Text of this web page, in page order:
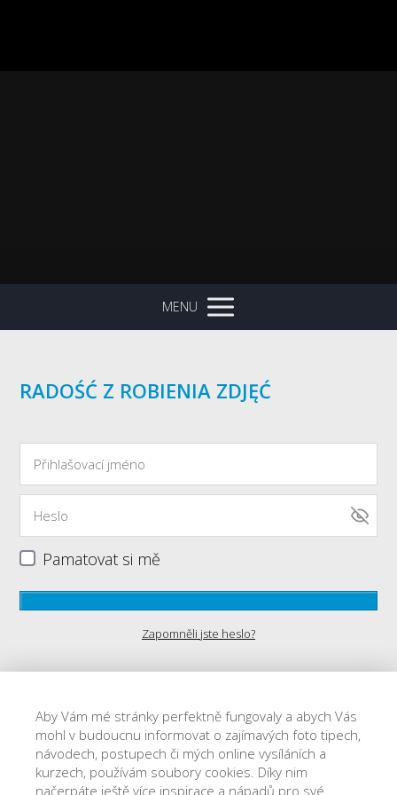
MENU
RADOŚĆ Z ROBIENIA ZDJĘĆ
Pamatovat si mě
Zapomněli jste heslo?
Ochrona danych osobowych
Aby Vám mé stránky perfektně fungovaly a abych Vás
mohl v budoucnu informovat o zajímavých foto tipech,
návodech, postupech či mých online vysíláních a
kurzech, používám soubory cookies. Díky nim
načerpáte ještě více inspirace a nápadů pro své